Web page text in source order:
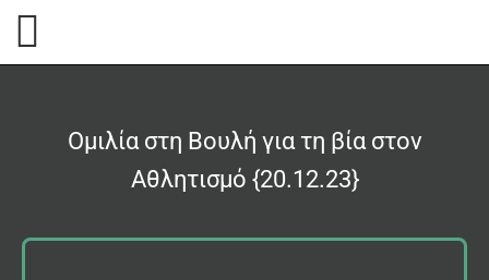
Ομιλία στη Βουλή για τη βία στον
Αθλητισμό {20.12.23}